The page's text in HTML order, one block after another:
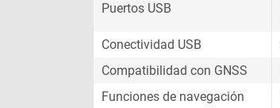
Puertos USB
Conectividad USB
Compatibilidad con GNSS
Funciones de navegación